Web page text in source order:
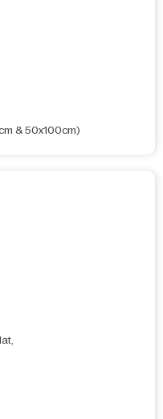
& 50x100cm)